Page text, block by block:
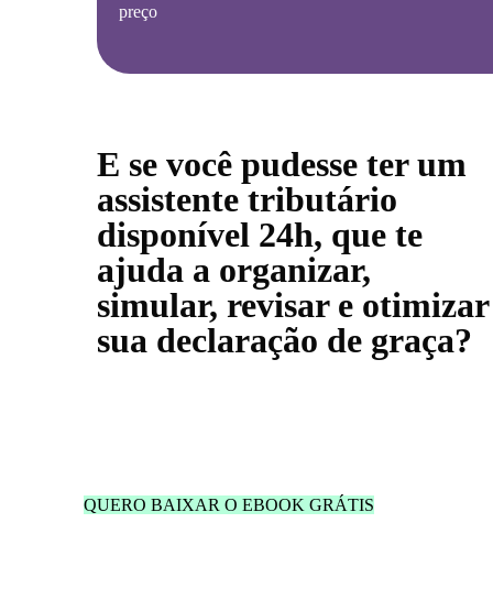
preço
E se você pudesse ter um
assistente tributário
disponível 24h, que te
ajuda a organizar,
simular, revisar e otimizar
sua declaração de graça?
QUERO BAIXAR O EBOOK GRÁTIS